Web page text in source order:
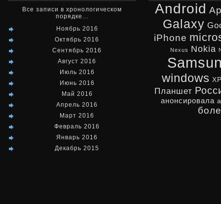
Все записи в хронологическом
порядке...
Ноябрь 2016
Октябрь 2016
Сентябрь 2016
Август 2016
Июль 2016
Июнь 2016
Май 2016
Апрель 2016
Март 2016
Февраль 2016
Январь 2016
Декабрь 2015
Android
Galaxy
iPhone
Nexus Nokia
windows
Планшет
анонсировала